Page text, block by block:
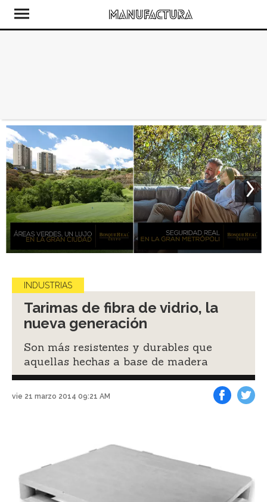
INDUSTRIAS
Tarimas de fibra de vidrio, la
nueva generación
Son más resistentes y durables que
aquellas hechas a base de madera
vie 21 marzo 2014 09:21 AM